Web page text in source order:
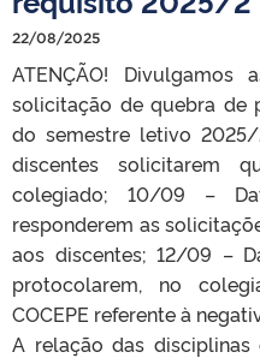
22/08/2025
ATENÇÃO!
solicitação de quebra de
do semestre letivo
discentes solicitarem
colegiado; 10/09 –
responderem as
aos discentes; 12/09 –
protocolarem, no
COCEPE referente à
A relação das